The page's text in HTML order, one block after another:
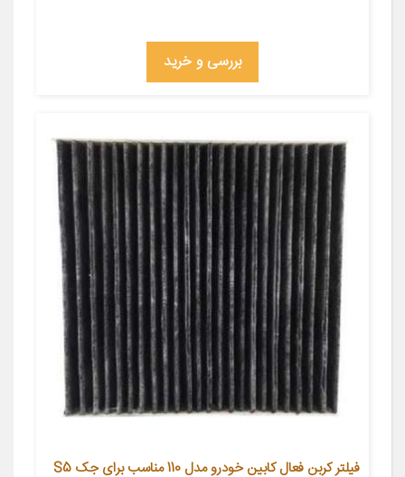
بررسی و خرید
فیلتر کربن فعال کابین خودرو مدل 110 مناسب برای جک S5